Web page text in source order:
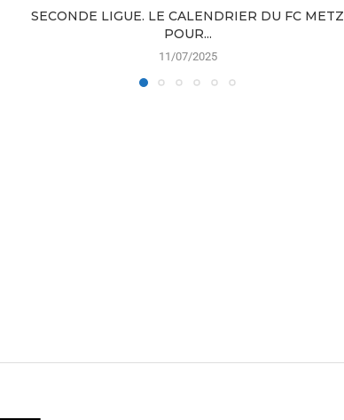
SECONDE LIGUE. LE CALENDRIER DU FC METZ
POUR...
11/07/2025